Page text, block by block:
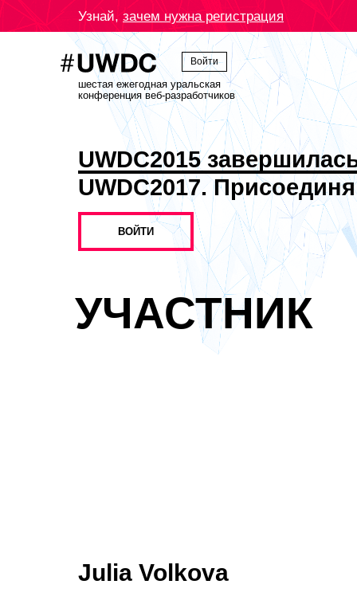
Узнай, зачем нужна регистрация
Войти
шестая ежегодная уральская
конференция веб-разработчиков
UWDC2015
UWDC2017.
ВОЙТИ
УЧАСТНИК
Julia Volkova